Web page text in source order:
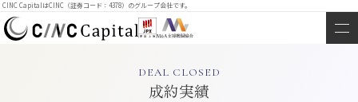
CINC CapitalはCINC（証券コード：4378）のグループ会社です。
DEAL CLOSED
成約実績